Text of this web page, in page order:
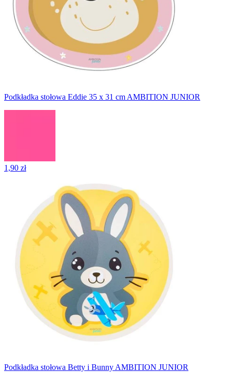
Podkładka stołowa Eddie 35 x 31 cm AMBITION JUNIOR
1,90 zł
Podkładka stołowa Betty i Bunny AMBITION JUNIOR